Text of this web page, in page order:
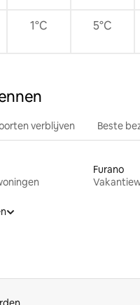
1°C 5°C
verblijven Beste
Furano